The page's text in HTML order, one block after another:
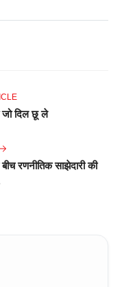
जो दिल छू ले
रणनीतिक साझेदारी की